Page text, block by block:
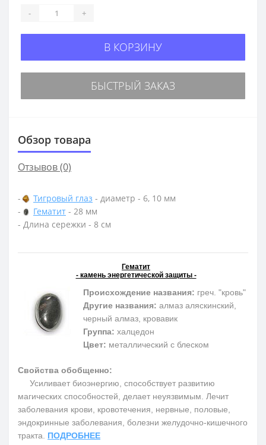
- +
В КОРЗИНУ
БЫСТРЫЙ ЗАКАЗ
Обзор товара
Отзывов (0)
- Тигровый глаз - диаметр - 6, 10 мм
-
Гематит - 28 мм
- Длина сережки - 8 см
Гематит
- камень энергетической защиты -
Происхождение названия: греч. "кровь"
Другие названия: алмаз аляскинский,
черный алмаз, кровавик
Группа: халцедон
Цвет: металлический с блеском
Свойства обобщенно:
Усиливает биоэнергию, способствует развитию
магических способностей, делает неуязвимым. Лечит
заболевания крови, кровотечения, нервные, половые,
эндокринные заболевания, болезни желудочно-кишечного
тракта. ПОДРОБНЕЕ